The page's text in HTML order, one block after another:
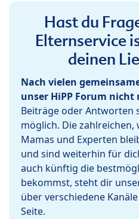
Hast du
Elternservice
deinen
Nach vielen
unser HiPP Forum nicht
Beiträge oder Antworten
möglich. Die
Mamas und Experten
und sind weiterhin für
auch künftig die
bekommst, steht dir
über verschiedene
Seite.